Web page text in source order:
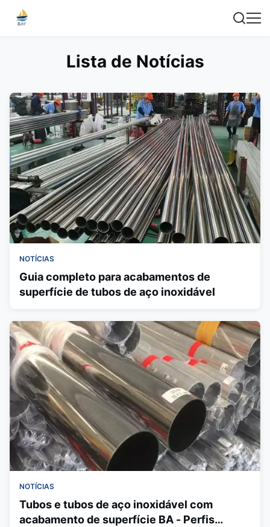
Lista de Notícias
NOTÍCIAS
Guia completo para acabamentos de
superfície de tubos de aço inoxidável
NOTÍCIAS
Tubos e tubos de aço inoxidável com
acabamento de superfície BA - Perfis